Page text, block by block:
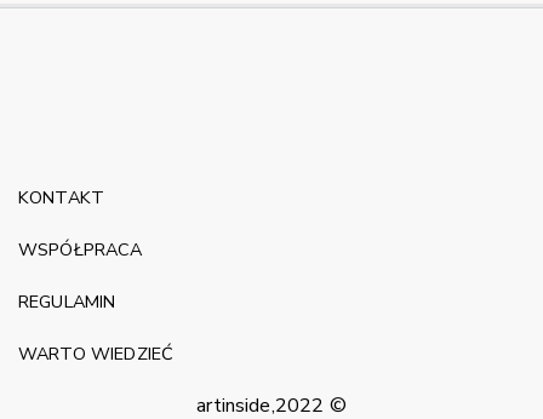
artinside,2022 ©
KONTAKT
WSPÓŁPRACA
REGULAMIN
WARTO WIEDZIEĆ